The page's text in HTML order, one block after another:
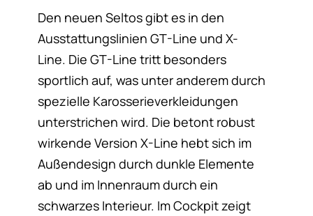
Den neuen Seltos gibt es in den
Ausstattungslinien GT-Line und X-
Line. Die GT-Line tritt besonders
sportlich auf, was unter anderem durch
spezielle Karosserieverkleidungen
unterstrichen wird. Die betont robust
wirkende Version X-Line hebt sich im
Außendesign durch dunkle Elemente
ab und im Innenraum durch ein
schwarzes Interieur. Im Cockpit zeigt